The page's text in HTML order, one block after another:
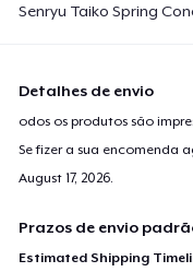
Senryu Taiko Spring
Detalhes de envio
odos os produtos são
Se fizer a sua encomenda
August 17, 2026
Prazos de envio
Estimated Shipping